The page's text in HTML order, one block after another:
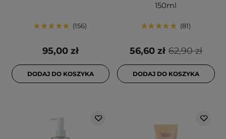
156
95,00 zł
DODAJ DO KOSZYKA
150ml
81
62,90 zł
56,60 zł
DODAJ DO KOSZYKA